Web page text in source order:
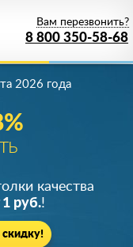
8 800 350-58-68
Вам перезвонить?
2026 года
качества
1 руб.!
скидку!